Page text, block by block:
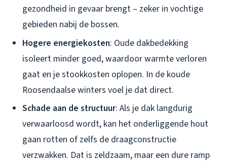
gezondheid in gevaar brengt – zeker in vochtige
gebieden nabij de bossen.
Hogere energiekosten: Oude dakbedekking
isoleert minder goed, waardoor warmte verloren
gaat en je stookkosten oplopen. In de koude
Roosendaalse winters voel je dat direct.
Schade aan de structuur: Als je dak langdurig
verwaarloosd wordt, kan het onderliggende hout
gaan rotten of zelfs de draagconstructie
verzwakken. Dat is zeldzaam, maar een dure ramp